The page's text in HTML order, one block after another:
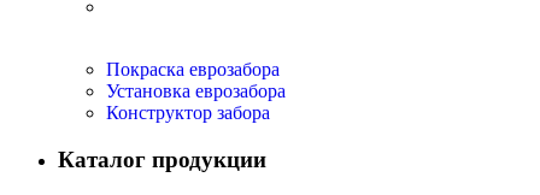
Покраска еврозабора
Установка еврозабора
Конструктор забора
Каталог продукции